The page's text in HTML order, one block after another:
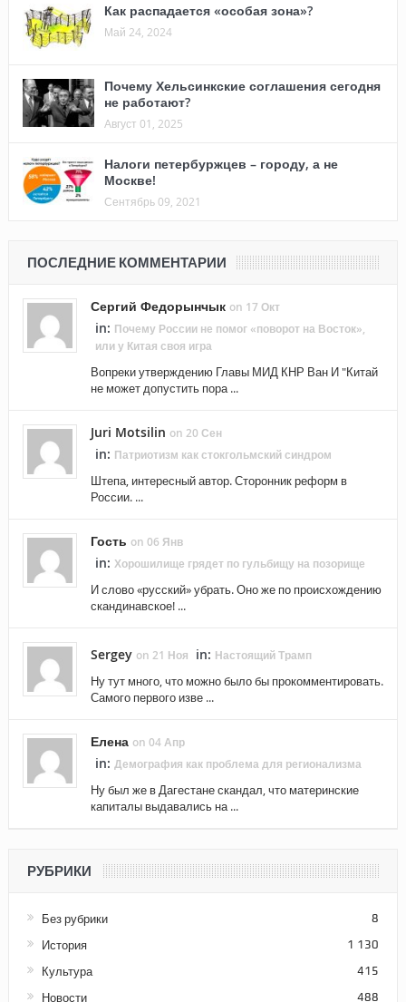
Как распадается «особая зона»?
Май 24, 2024
Почему Хельсинкские соглашения сегодня
не работают?
Август 01, 2025
Налоги петербуржцев – городу, а не
Москве!
Сентябрь 09, 2021
ПОСЛЕДНИЕ КОММЕНТАРИИ
Сергий Федорынчык on 17 Окт
in: Почему России не помог «поворот на Восток»,
или у Китая своя игра
Вопреки утверждению Главы МИД КНР Ван И "Китай
не может допустить пора ...
Juri Motsilin on 20 Сен
in: Патриотизм как стокгольмский синдром
Штепа, интересный автор. Сторонник реформ в
России. ...
Гость on 06 Янв
in: Хорошилище грядет по гульбищу на позорище
И слово «русский» убрать. Оно же по происхождению
скандинавское! ...
Sergey on 21 Ноя in: Настоящий Трамп
Ну тут много, что можно было бы прокомментировать.
Самого первого изве ...
Елена on 04 Апр
in: Демография как проблема для регионализма
Ну был же в Дагестане скандал, что материнские
капиталы выдавались на ...
РУБРИКИ
Без рубрики 8
История 1 130
Культура 415
Новости 488